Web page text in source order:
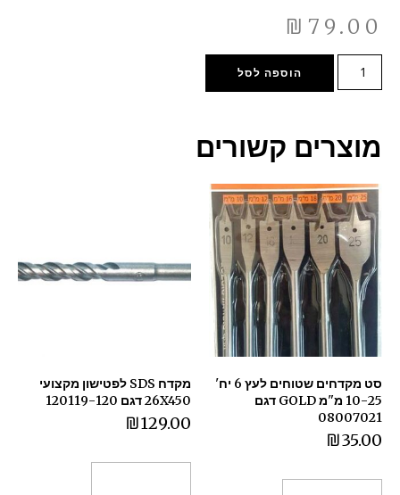
₪ 79.00
הוספה לסל
מוצרים קשורים
סט מקדחים שטוחים לעץ 6 יח'
10-25 מ"מ GOLD דגם
08007021
₪35.00
מקדח SDS לפטישון מקצועי
26X450 דגם 120119-120
₪129.00